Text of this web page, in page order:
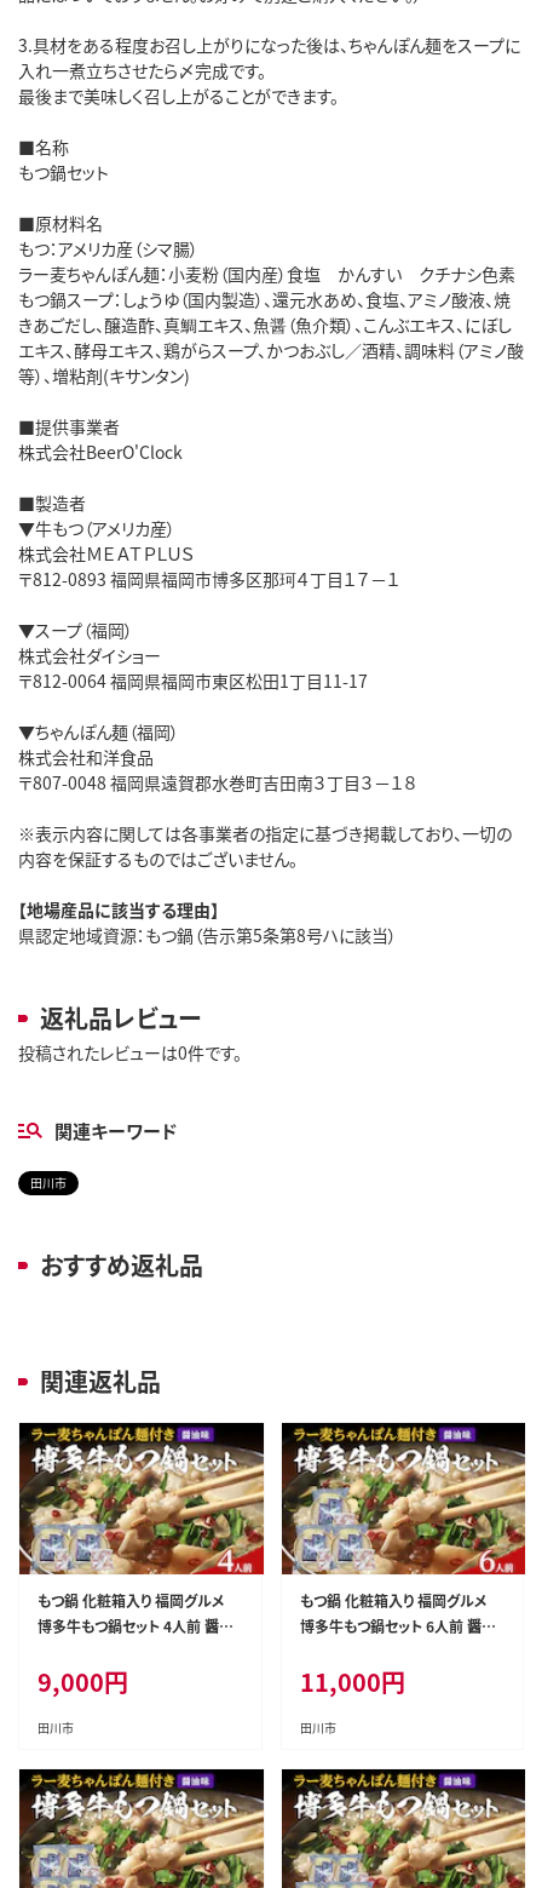
3.具材をある程度お召し上がりになった後は、ちゃんぽん麺をスープに
入れ一煮立ちさせたら〆完成です。
最後まで美味しく召し上がることができます。
■名称
もつ鍋セット
■原材料名
もつ：アメリカ産（シマ腸）
ラー麦ちゃんぽん麺：小麦粉（国内産）食塩 かんすい クチナシ色素
もつ鍋スープ：しょうゆ（国内製造）、還元水あめ、食塩、アミノ酸液、焼
きあごだし、醸造酢、真鯛エキス、魚醤（魚介類）、こんぶエキス、にぼし
エキス、酵母エキス、鶏がらスープ、かつおぶし／酒精、調味料（アミノ酸
等）、増粘剤(キサンタン)
■提供事業者
株式会社BeerO'Clock
■製造者
▼牛もつ（アメリカ産）
株式会社ＭＥＡＴＰＬＵＳ
〒812-0893 福岡県福岡市博多区那珂４丁目１７－１
▼スープ（福岡）
株式会社ダイショー
〒812-0064 福岡県福岡市東区松田1丁目11-17
▼ちゃんぽん麺（福岡）
株式会社和洋食品
〒807-0048 福岡県遠賀郡水巻町吉田南３丁目３－１８
※表示内容に関しては各事業者の指定に基づき掲載しており、一切の
内容を保証するものではございません。
【地場産品に該当する理由】
県認定地域資源：もつ鍋（告示第5条第8号ハに該当）
返礼品レビュー
投稿されたレビューは0件です。
関連キーワード
田川市
おすすめ返礼品
関連返礼品
もつ鍋 化粧箱入り 福岡グルメ
博多牛もつ鍋セット 4人前 醤油
産 美味しい 福岡県 福岡 九州 グ
ルメ お取り寄せ
9,000円
田川市
もつ鍋 化粧箱入り 福岡グルメ
博多牛もつ鍋セット 6人前 醤油
産 美味しい 福岡県 福岡 九州 グ
ルメ お取り寄せ
11,000円
田川市